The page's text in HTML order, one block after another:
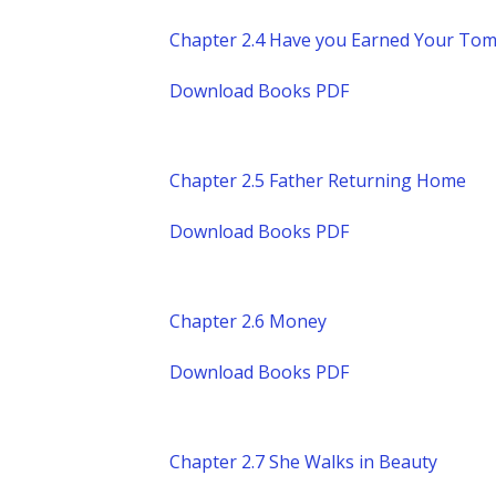
Chapter 2.4 Have you Earned Your
Download Books PDF
Chapter 2.5 Father Returning Home
Download Books PDF
Chapter 2.6 Money
Download Books PDF
Chapter 2.7 She Walks in Beauty